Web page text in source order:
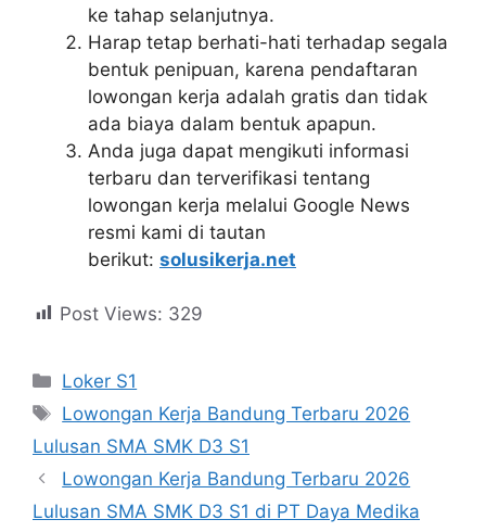
ke tahap selanjutnya.
Harap tetap berhati-hati terhadap segala
bentuk penipuan, karena pendaftaran
lowongan kerja adalah gratis dan tidak
ada biaya dalam bentuk apapun.
Anda juga dapat mengikuti informasi
terbaru dan terverifikasi tentang
lowongan kerja melalui Google News
resmi kami di tautan
berikut: solusikerja.net
Post Views: 329
Kategori
Loker S1
Tag
Lowongan Kerja Bandung Terbaru 2026
Lulusan SMA SMK D3 S1
Lowongan Kerja Bandung Terbaru 2026
Lulusan SMA SMK D3 S1 di PT Daya Medika